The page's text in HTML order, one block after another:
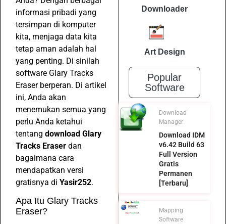
informasi pribadi yang
tersimpan di komputer
kita, menjaga data kita
tetap aman adalah hal
yang penting. Di sinilah
software Glary Tracks
Eraser berperan. Di artikel
ini, Anda akan
menemukan semua yang
perlu Anda ketahui
tentang download Glary
Tracks Eraser dan
bagaimana cara
mendapatkan versi
gratisnya di Yasir252.
Apa Itu Glary Tracks
Eraser?
Downloader
Art Design
Popular
Software
Download
Manager
Download IDM
v6.42 Build 63
Full Version
Gratis
Permanen
[Terbaru]
Mapping
Software